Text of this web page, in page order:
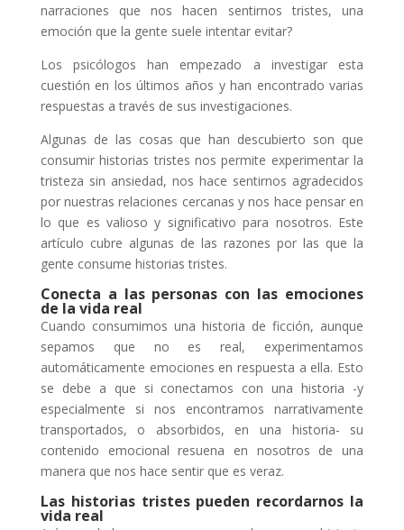
narraciones que nos hacen sentirnos tristes, una
emoción que la gente suele intentar evitar?
Los psicólogos han empezado a investigar esta
cuestión en los últimos años y han encontrado varias
respuestas a través de sus investigaciones.
Algunas de las cosas que han descubierto son que
consumir historias tristes nos permite experimentar la
tristeza sin ansiedad, nos hace sentirnos agradecidos
por nuestras relaciones cercanas y nos hace pensar en
lo que es valioso y significativo para nosotros. Este
artículo cubre algunas de las razones por las que la
gente consume historias tristes.
Conecta a las personas con las emociones
de la vida real
Cuando consumimos una historia de ficción, aunque
sepamos que no es real, experimentamos
automáticamente emociones en respuesta a ella. Esto
se debe a que si conectamos con una historia -y
especialmente si nos encontramos narrativamente
transportados, o absorbidos, en una historia- su
contenido emocional resuena en nosotros de una
manera que nos hace sentir que es veraz.
Las historias tristes pueden recordarnos la
vida real